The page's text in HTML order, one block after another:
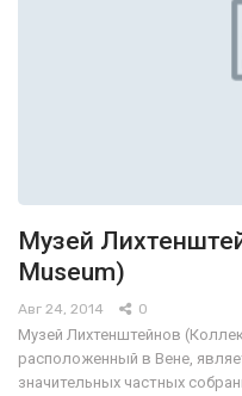
Музей
Museum)
Авг 24, 2014 0
Музей Лихтенштейнов
расположенный в Вене,
значительных частных